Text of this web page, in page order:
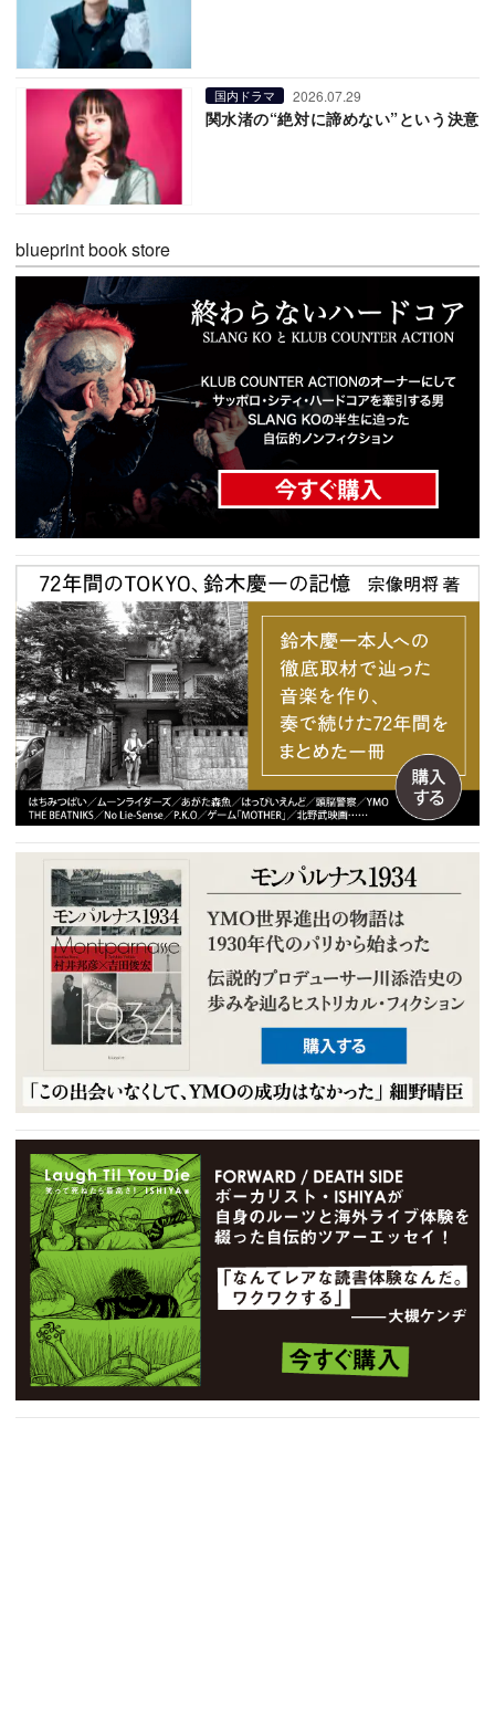
国内ドラマ 2026.07.29
関水渚の“絶対に諦めない”という決意
blueprint book store